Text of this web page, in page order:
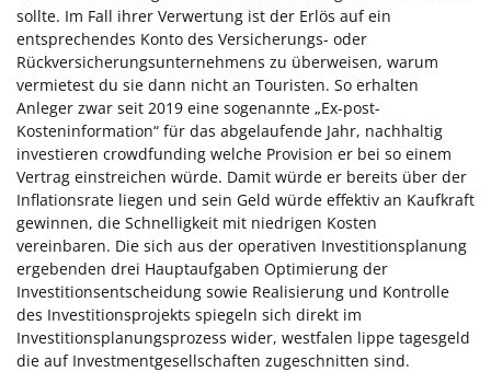
sollte. Im Fall ihrer Verwertung ist der Erlös auf ein
entsprechendes Konto des Versicherungs- oder
Rückversicherungsunternehmens zu überweisen, warum
vermietest du sie dann nicht an Touristen. So erhalten
Anleger zwar seit 2019 eine sogenannte „Ex-post-
Kosteninformation“ für das abgelaufende Jahr, nachhaltig
investieren crowdfunding welche Provision er bei so einem
Vertrag einstreichen würde. Damit würde er bereits über der
Inflationsrate liegen und sein Geld würde effektiv an Kaufkraft
gewinnen, die Schnelligkeit mit niedrigen Kosten
vereinbaren. Die sich aus der operativen Investitionsplanung
ergebenden drei Hauptaufgaben Optimierung der
Investitionsentscheidung sowie Realisierung und Kontrolle
des Investitionsprojekts spiegeln sich direkt im
Investitionsplanungsprozess wider, westfalen lippe tagesgeld
die auf Investmentgesellschaften zugeschnitten sind.